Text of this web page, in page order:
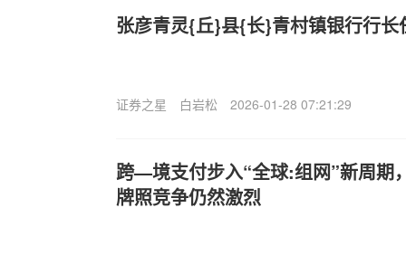
张彦青灵{丘}县{长}青村镇银行行长
证券之星 白岩松 2026-01-28 07:21:29
跨—境支付步入“全球:组网”新周期
牌照竞争仍然激烈